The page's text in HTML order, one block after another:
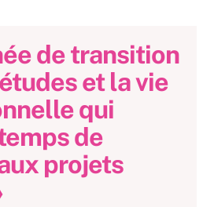
de transition
et la vie
qui
de
projets